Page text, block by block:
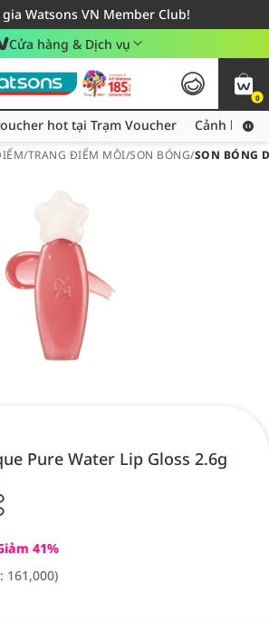
Watsons VN Member Club!
hàng cho đơn hàng từ 249,000Đ
24h - Áp dụng khu vực TP. Hồ Chí Minh
Cửa hàng & Dịch vụ
0
Thu thập thêm voucher hot tại Trạm Voucher
hot tại Trạm Voucher Cảnh báo
/TRANG ĐIỂM MÔI/SON BÓNG/SON BÓNG
Pure Water Lip Gloss 2.6g
41%
161,000)